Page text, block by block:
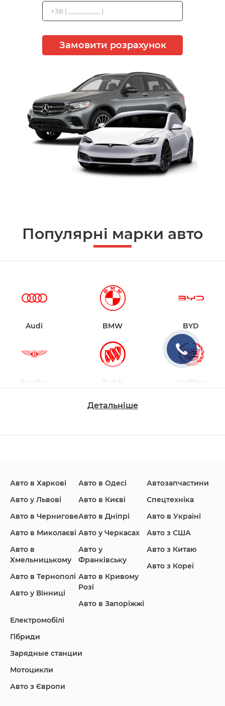
Замовити розрахунок
Популярні марки авто
Audi BMW BYD
Bentley Buick Cadillac
Honda Hyundai
Infiniti Jaguar Jeep
Land Rover
Детальніше
Авто в Харкові
Авто у Львові
Авто в Чернигове
Авто в Миколаєві
Авто в
Хмельницькому
Авто в Тернополі
Авто у Вінниці
Авто в Одесі
Авто в Києві
Авто в Дніпрі
Авто у Черкасах
Авто у
Франківську
Авто в Кривому
Розі
Авто в Запоріжжі
Автозапчастини
Спецтехніка
Авто в Україні
Авто з США
Авто з Китаю
Авто з Кореї
Електромобілі
Гібриди
Зарядные станции
Мотоцикли
Авто з Європи